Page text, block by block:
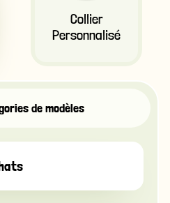
Collier
Personnalisé
de modèles